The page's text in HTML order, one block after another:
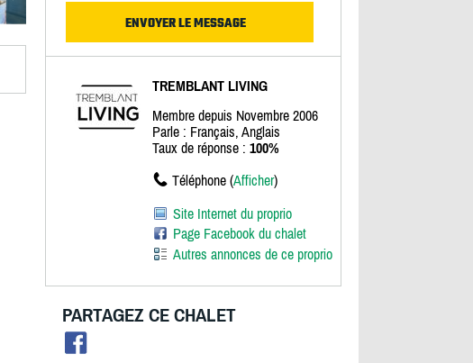
TREMBLANT LIVING
Membre depuis Novembre 2006
Parle : Français, Anglais
Taux de réponse : 100%
Téléphone (Afficher)
Site Internet du proprio
Page Facebook du chalet
Autres annonces de ce proprio
PARTAGEZ CE CHALET